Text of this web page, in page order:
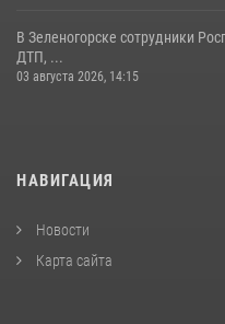
В Зеленогорске сотрудники
ДТП, ...
03 августа 2026, 14:15
НАВИГАЦИЯ
Новости
Карта сайта